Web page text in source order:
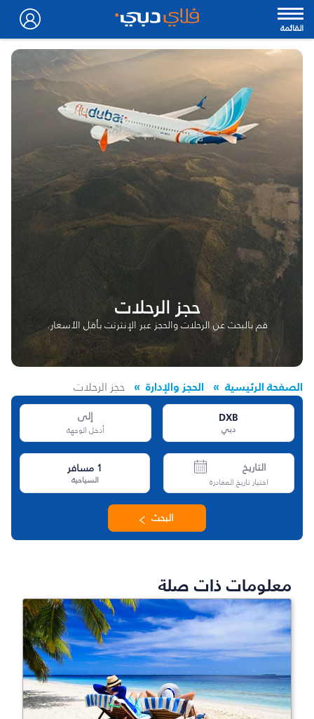
القائمة
حجز الرحلات
قم بالبحث عن الرحلات والحجز عبر الإنترنت بأقل الأسعار.
الصفحة الرئيسية الحجز والإدارة
حجز الرحلات
DXB
دبي
إلى
أدخل الوجهة
التاريخ
اختيار تاريخ المغادرة
1 مسافر
السياحية
البحث
معلومات ذات صلة